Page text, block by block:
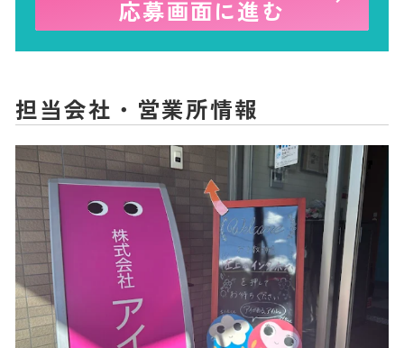
応募画面に進む
担当会社・営業所情報